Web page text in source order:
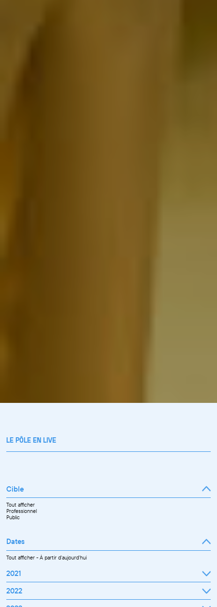
LE PÔLE EN LIVE
Cible
Tout afficher
Professionnel
Public
Dates
Tout afficher-À partir d'aujourd'hui
2021
Septembre
Octobre
Novembre
2022